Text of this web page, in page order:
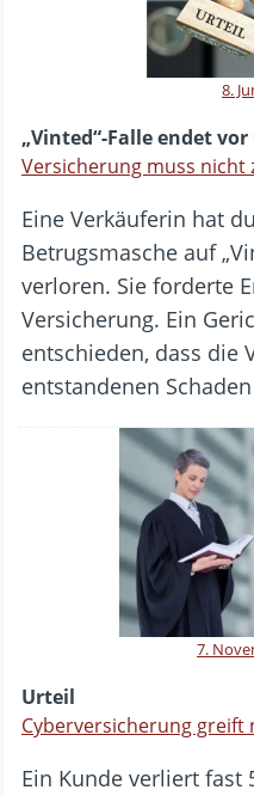
8.
„Vinted“-Falle endet
Versicherung muss nicht
Eine Verkäuferin hat
Betrugsmasche auf
verloren. Sie forderte
Versicherung. Ein
entschieden, dass die
entstandenen
7.
Urteil
Cyberversicherung greift
Ein Kunde verliert fast